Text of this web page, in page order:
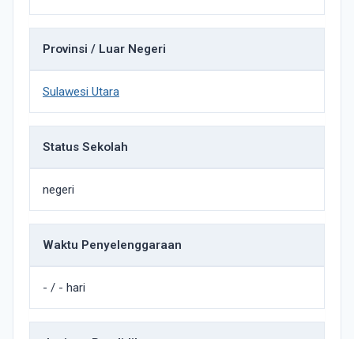
Provinsi / Luar Negeri
Sulawesi Utara
Status Sekolah
negeri
Waktu Penyelenggaraan
- / - hari